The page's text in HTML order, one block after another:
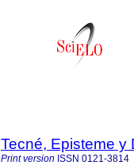
Tecné, Episteme y
Print version ISSN 0121-3814